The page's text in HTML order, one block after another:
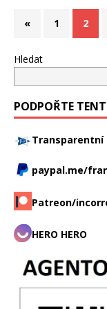
« 1 2
Hledat
PODPOŘTE
Transparentní
paypal.me/
Patreon/
HERO HERO